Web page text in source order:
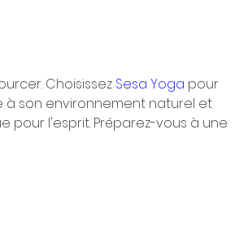
Choisissez Sesa Yoga pour
son environnement naturel et
pour l'esprit. Préparez-vous à une